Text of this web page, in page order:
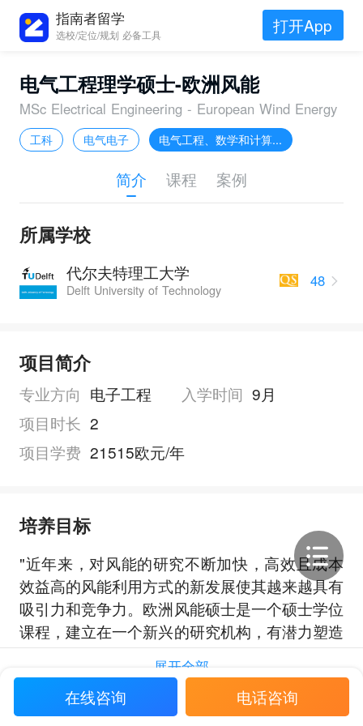
指南者留学
选校/定位/规划 必备工具 打开App
电气工程理学硕士-欧洲风能
MSc Electrical Engineering - European Wind Energy
工科 电气电子 电气工程、数学和计算...
简介 课程 案例
所属学校
代尔夫特理工大学
Delft University of Technology
48
项目简介
专业方向 电子工程 入学时间 9月
项目时长 2
项目学费 21515欧元/年
培养目标
"近年来，对风能的研究不断加快，高效且成本
效益高的风能利用方式的新发展使其越来越具有
吸引力和竞争力。欧洲风能硕士是一个硕士学位
课程，建立在一个新兴的研究机构，有潜力塑造
未来的风能部门。
展开全部
在线咨询 电话咨询